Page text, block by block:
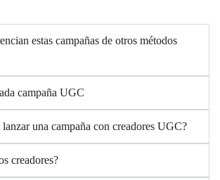
estas campañas de otros métodos
campaña UGC
lanzar una campaña con creadores UGC?
creadores?